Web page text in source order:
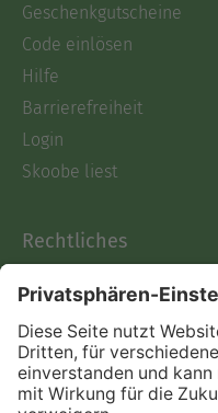
Geschenkgutscheine
Code einlösen
Hilfe
Barrierefreiheit
Login
Skoobe liest
Rechtliches
AGB
Informationen nach Data
Act
Verträge hier kündigen